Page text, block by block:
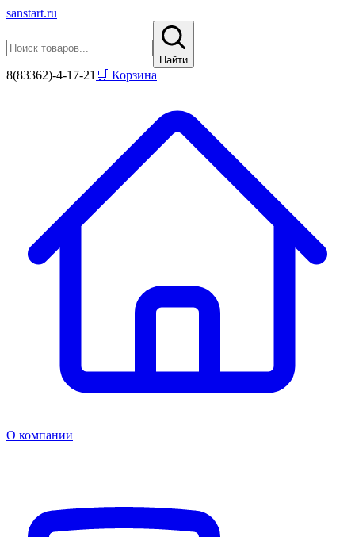
sanstart.ru
Найти
8(83362)-4-17-21 🛒 Корзина
О компании